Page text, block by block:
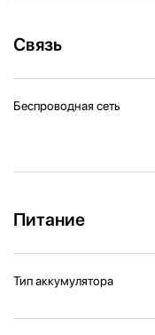
Связь
Беспроводная сеть
Питание
Тип аккумулятора